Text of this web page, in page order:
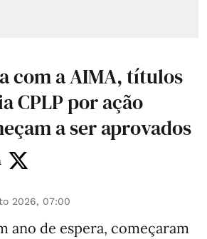
com a AIMA, títulos
CPLP por ação
a ser aprovados
2026, 07:00
ano de espera, começaram